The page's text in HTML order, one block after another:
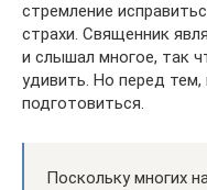
стремление
страхи. Священник
и слышал многое, так
удивить. Но перед тем,
подготовиться.
Поскольку многих